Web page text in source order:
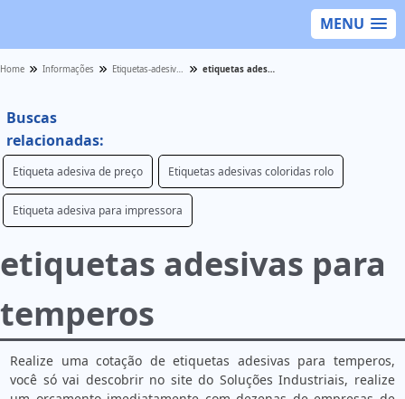
MENU
Home Informações Etiquetas-adesivas - Categoria etiquetas adesivas para temperos
Buscas
relacionadas:
Etiqueta adesiva de preço Etiquetas adesivas coloridas rolo
Etiqueta adesiva para impressora
etiquetas adesivas para
temperos
Realize uma cotação de etiquetas adesivas para temperos,
você só vai descobrir no site do Soluções Industriais, realize